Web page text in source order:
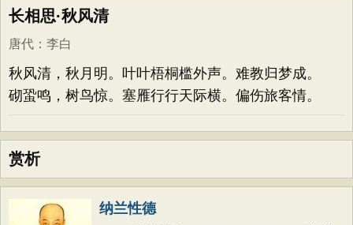
长相思·秋风清
唐代 ： 李白
秋风清，秋月明。叶叶梧桐槛外声。难教归梦成。
砌蛩鸣，树鸟惊。塞雁行行天际横。偏伤旅客情。
赏析
纳兰性德